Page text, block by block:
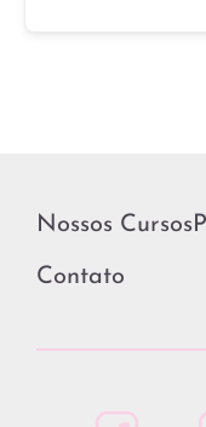
Nossos Cursos
Contato